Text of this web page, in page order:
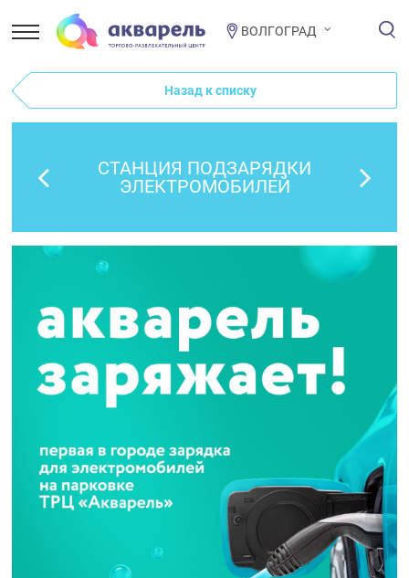
ВОЛГОГРАД
Назад к списку
СТАНЦИЯ ПОДЗАРЯДКИ
ЭЛЕКТРОМОБИЛЕЙ